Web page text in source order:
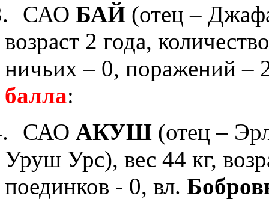
САО БАЙ (отец –
возраст 2 года, к
ничьих – 0, поражений –
балла:
САО АКУШ (отец –
Уруш Урс), вес 44 кг,
поединков - 0, вл.